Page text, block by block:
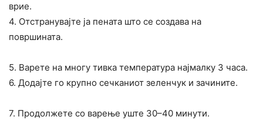
врие.
4. Отстранувајте ја пената што се создава на
површината.
5. Варете на многу тивка температура најмалку 3 часа.
6. Додајте го крупно сечканиот зеленчук и зачините.
7. Продолжете со варење уште 30–40 минути.